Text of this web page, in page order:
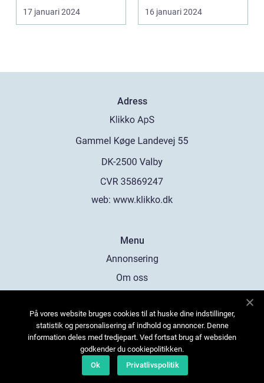
trädgårdsentusiast...
17 januari 2024 16 januari 2024
Adress
web: www.klikko.dk
Menu
Annonsering
Om oss
Kontakta oss
Sitemap
På vores website bruges cookies til at huske dine indstillinger,
statistik og personalisering af indhold og annoncer. Denne
information deles med tredjepart. Ved fortsat brug af websiden
godkender du cookiepolitikken.
Ok
Privatlivspolitik